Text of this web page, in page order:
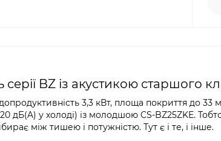
BZ із акустикою старшого
3,3 кВт, площа покриття до 33
дБ(A) у холоді) із молодшою CS-BZ25ZKE.
між тишею і потужністю. Тут є і те, і інше.